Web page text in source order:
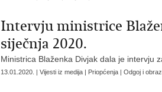
Intervju ministrice
siječnja 2020.
Ministrica Blaženka Divjak dala je intervju
13.01.2020. | Vijesti iz medija | Priopćenja | Odgoj i